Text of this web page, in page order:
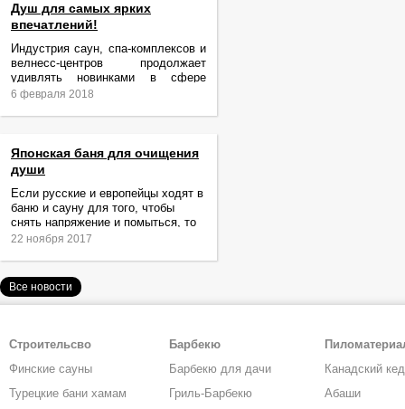
Душ для самых ярких
впечатлений!
Индустрия саун, спа-комплексов и
велнесс-центров продолжает
удивлять новинками в сфере
релаксации и ухода за телом.
6 февраля 2018
Японская баня для очищения
души
Если русские и европейцы ходят в
баню и сауну для того, чтобы
снять напряжение и помыться, то
жители Японии идут туда за
22 ноября 2017
Все новости
Строительсво
Финские сауны
Турецкие бани хамам
Барбекю
Барбекю для дачи
Гриль-Барбекю
Канадский
Абаши